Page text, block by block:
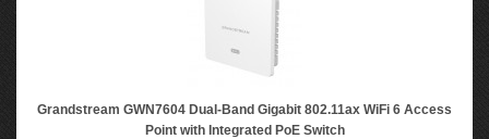
Grandstream GWN7604 Dual-Band Gigabit 802.11ax WiFi 6 Access
Point with Integrated PoE Switch